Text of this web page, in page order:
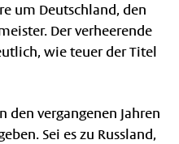
um Deutschland, den
Der verheerende
wie teuer der Titel
den vergangenen Jahren
Sei es zu Russland,